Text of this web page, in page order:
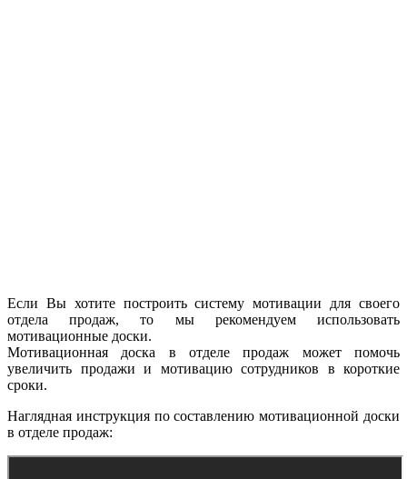
Если Вы хотите построить систему мотивации для своего
отдела продаж, то мы рекомендуем использовать
мотивационные доски.
Мотивационная доска в отделе продаж может помочь
увеличить продажи и мотивацию сотрудников в короткие
сроки.
Наглядная инструкция по составлению мотивационной доски
в отделе продаж: